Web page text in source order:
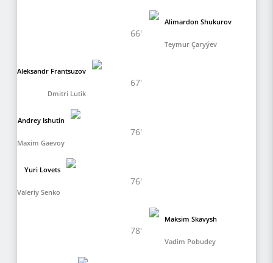
66'
Alimardon Shukurov
Teymur Çaryýev
Dmitri Lutik
Aleksandr Frantsuzov
67'
Maxim Gaevoy
Andrey Ishutin
76'
Valeriy Senko
Yuri Lovets
76'
78'
Maksim Skavysh
Vadim Pobudey